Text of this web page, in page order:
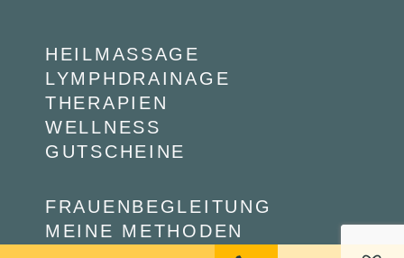
HEILMASSAGE
LYMPHDRAINAGE
THERAPIEN
WELLNESS
GUTSCHEINE
FRAUENBEGLEITUNG
MEINE METHODEN